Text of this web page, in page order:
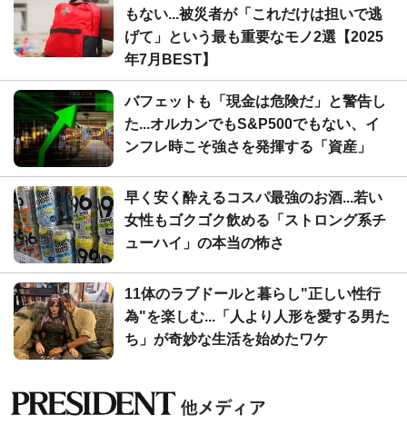
もない...被災者が「これだけは担いで逃
げて」という最も重要なモノ2選【2025
年7月BEST】
バフェットも「現金は危険だ」と警告し
た...オルカンでもS&P500でもない、イ
ンフレ時こそ強さを発揮する「資産」
早く安く酔えるコスパ最強のお酒...若い
女性もゴクゴク飲める「ストロング系チ
ューハイ」の本当の怖さ
11体のラブドールと暮らし"正しい性行
為"を楽しむ...「人より人形を愛する男た
ち」が奇妙な生活を始めたワケ